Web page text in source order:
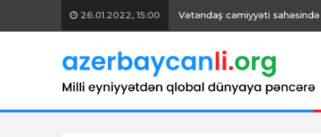
26.01.2022, 15:00 Vətəndaş cəmiyyəti